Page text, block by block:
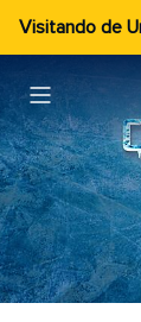
Visitando de